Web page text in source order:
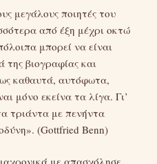
μεγάλους ποιητές του
από έξη μέχρι οκτώ
μπορεί να είναι
της βιογραφίας και
καθαυτά, αυτόφωτα,
μόνο εκείνα τα λίγα. Γι’
τριάντα με πενήντα
(Gοttfried Benn)